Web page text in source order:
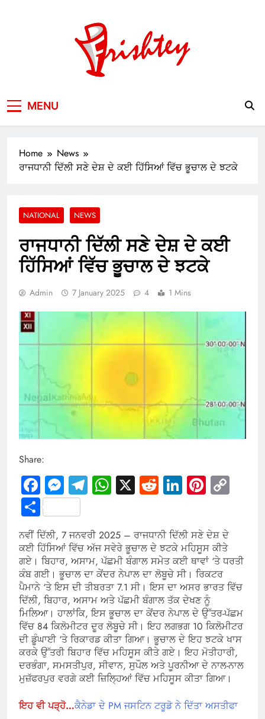
MENU
Home
News
ਰਾਜਧਾਨੀ ਦਿੱਲੀ ਸਣੇ ਦੇਸ਼ ਦੇ ਕਈ ਹਿੱਸਿਆਂ ਵਿੱਚ ਭੂਚਾਲ ਦੇ ਝਟਕੇ
NATIONAL NEWS
ਰਾਜਧਾਨੀ ਦਿੱਲੀ ਸਣੇ ਦੇਸ਼ ਦੇ ਕਈ
ਹਿੱਸਿਆਂ ਵਿੱਚ ਭੂਚਾਲ ਦੇ ਝਟਕੇ
Admin 7 January 2025 4 1 Mins
Share:
Facebook
Messenger
Telegram
WhatsApp
X RedditLinkedIn
Share
ਨਵੀਂ ਦਿੱਲੀ, 7 ਜਨਵਰੀ 2025 – ਰਾਜਧਾਨੀ ਦਿੱਲੀ ਸਣੇ ਦੇਸ਼ ਦੇ
ਕਈ ਹਿੱਸਿਆਂ ਵਿੱਚ ਅੱਜ ਸਵੇਰੇ ਭੂਚਾਲ ਦੇ ਝਟਕੇ ਮਹਿਸੂਸ ਕੀਤੇ
ਗਏ। ਬਿਹਾਰ, ਅਸਾਮ, ਪੱਛਮੀ ਬੰਗਾਲ ਸਮੇਤ ਕਈ ਥਾਵਾਂ ‘ਤੇ ਧਰਤੀ
ਕੰਬ ਗਈ। ਭੂਚਾਲ ਦਾ ਕੇਂਦਰ ਨੇਪਾਲ ਦਾ ਲੋਬੂਚੇ ਸੀ। ਰਿਕਟਰ
ਪੈਮਾਨੇ ‘ਤੇ ਇਸ ਦੀ ਤੀਬਰਤਾ 7.1 ਸੀ। ਇਸ ਦਾ ਅਸਰ ਭਾਰਤ ਵਿੱਚ
ਦਿੱਲੀ, ਬਿਹਾਰ, ਅਸਾਮ ਅਤੇ ਪੱਛਮੀ ਬੰਗਾਲ ਤੱਕ ਦੇਖਣ ਨੂੰ
ਮਿਲਿਆ। ਹਾਲਾਂਕਿ, ਇਸ ਭੂਚਾਲ ਦਾ ਕੇਂਦਰ ਨੇਪਾਲ ਦੇ ਉੱਤਰ-ਪੱਛਮ
ਵਿੱਚ 84 ਕਿਲੋਮੀਟਰ ਦੂਰ ਲੋਬੂਚੇ ਸੀ। ਇਹ ਲਗਭਗ 10 ਕਿਲੋਮੀਟਰ
ਦੀ ਡੂੰਘਾਈ ‘ਤੇ ਰਿਕਾਰਡ ਕੀਤਾ ਗਿਆ। ਭੂਚਾਲ ਦੇ ਇਹ ਝਟਕੇ ਖਾਸ
ਕਰਕੇ ਉੱਤਰੀ ਬਿਹਾਰ ਵਿੱਚ ਮਹਿਸੂਸ ਕੀਤੇ ਗਏ। ਇਹ ਮੋਤੀਹਾਰੀ,
ਦਰਭੰਗਾ, ਸਮਸਤੀਪੁਰ, ਸੀਵਾਨ, ਸੁਪੌਲ ਅਤੇ ਪੂਰਨੀਆ ਦੇ ਨਾਲ-ਨਾਲ
ਮੁਜ਼ੱਫਰਪੁਰ ਵਰਗੇ ਕਈ ਜ਼ਿਲ੍ਹਿਆਂ ਵਿੱਚ ਮਹਿਸੂਸ ਕੀਤਾ ਗਿਆ।
ਇਹ ਵੀ ਪੜ੍ਹੋ…ਕੈਨੇਡਾ ਦੇ PM ਜਸਟਿਨ ਟਰੂਡੋ ਨੇ ਦਿੱਤਾ ਅਸਤੀਫਾ